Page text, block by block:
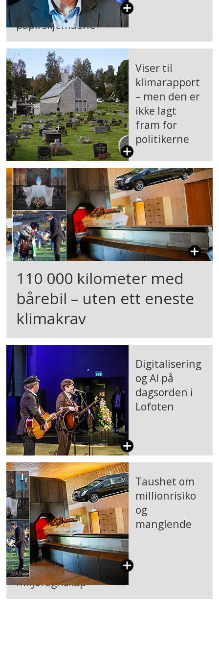
papirskjemaene
Viser til
klimarapport
– men den er
ikke lagt
fram for
politikerne
110 000 kilometer med
bårebil – uten ett eneste
klimakrav
Digitalisering
og AI på
dagsorden i
Lofoten
Taushet om
millionrisiko
og
manglende
miljøregnskap